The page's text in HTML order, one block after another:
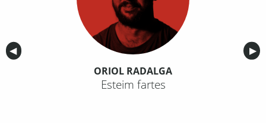
Anterior
◀︎ ▶︎
ORIOL RADALGA
Esteim fartes